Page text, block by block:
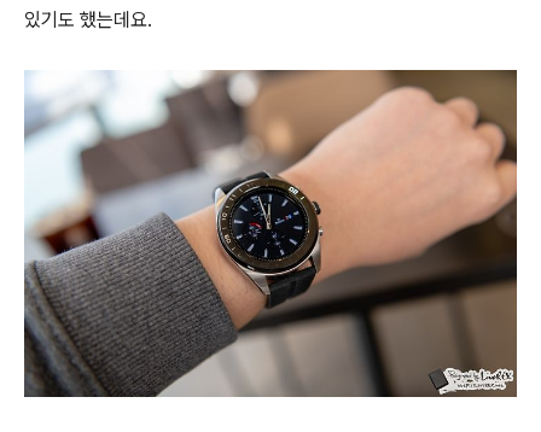
있기도 했는데요.